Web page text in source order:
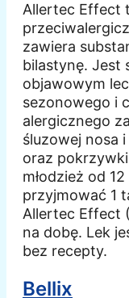
Allertec Effect
zawiera
bilastynę. Jest
objawowym
sezonowego i
alergicznego
śluzowej nosa
oraz
młodzież od
przyjmować 1
Allertec Effect
na dobę. Lek
bez recepty.
Bellix